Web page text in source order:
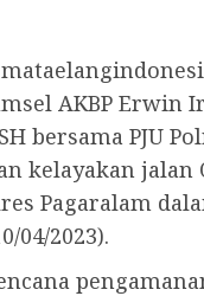
AKBP Erwin
bersama PJU
kelayakan jalan
Pagaralam
04/2023).